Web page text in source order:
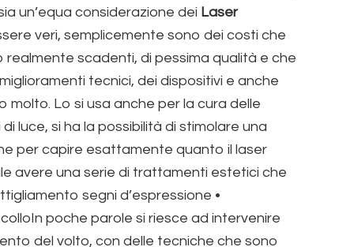
un’equa considerazione dei Laser
veri, semplicemente sono dei costi che
scadenti, di pessima qualità e che
tecnici, dei dispositivi e anche
molto. Lo si usa anche per la cura delle
luce, si ha la possibilità di stimolare una
per capire esattamente quanto il laser
avere una serie di trattamenti estetici che
segni d’espressione •
poche parole si riesce ad intervenire
del volto, con delle tecniche che sono